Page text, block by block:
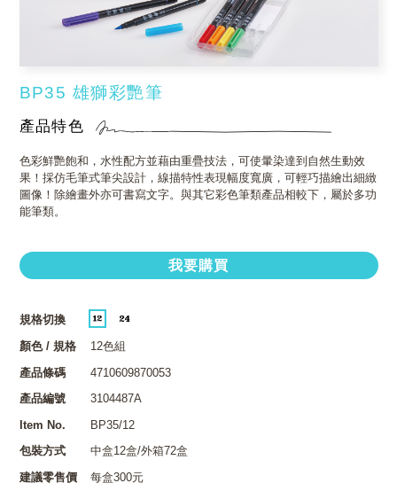
BP35 雄獅彩艷筆
產品特色
色彩鮮艷飽和，水性配方並藉由重疊技法，可使暈染達到自然生動效
果！採仿毛筆式筆尖設計，線描特性表現幅度寬廣，可輕巧描繪出細緻
圖像！除繪畫外亦可書寫文字。與其它彩色筆類產品相較下，屬於多功
能筆類。
我要購買
規格切換
顏色 / 規格
12色組
產品條碼
4710609870053
產品編號
3104487A
Item No.
BP35/12
包裝方式
中盒12盒/外箱72盒
建議零售價
每盒300元